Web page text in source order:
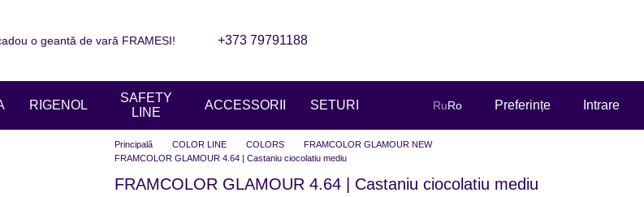
o geantă de vară FRAMESI!
+373 79791188
RIGENOL
SAFETY
LINE
ACCESSORII SETURI RuRo Preferințe Intrare
Principală COLOR LINE COLORS
FRAMCOLOR GLAMOUR NEW
FRAMCOLOR GLAMOUR 4.64 | Castaniu ciocolatiu mediu
FRAMCOLOR GLAMOUR 4.64 | Castaniu ciocolatiu mediu